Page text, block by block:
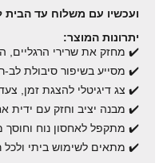
ועכשיו עם משלוח עד
יתרונות המוצר:
✔️ מחזק את שרירי הרגליים,
✔️ מסייע בשיפור סיבולת לב-
✔️ צג דיגיטלי להצגת זמן,
✔️ מבנה יציב וחזק עם ידית
✔️ מתקפל לאחסון נוח וחוסך
✔️ מתאים לשימוש ביתי ולכל